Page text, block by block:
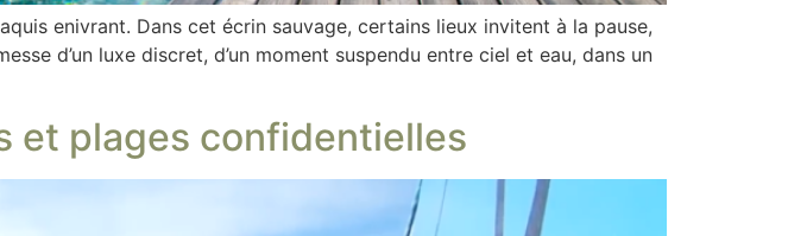
enivrant. Dans cet écrin sauvage, certains lieux invitent à la pause,
d’un luxe discret, d’un moment suspendu entre ciel et eau, dans un
et plages confidentielles